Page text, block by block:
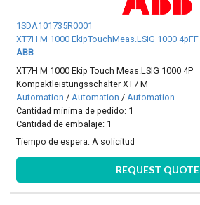
1SDA101735R0001
XT7H M 1000 EkipTouchMeas.LSIG 1000 4pFF
ABB
XT7H M 1000 Ekip Touch Meas.LSIG 1000 4P
Kompaktleistungsschalter XT7 M
Automation / Automation / Automation
Cantidad mínima de pedido: 1
Cantidad de embalaje: 1
Tiempo de espera: A solicitud
REQUEST QUOTE